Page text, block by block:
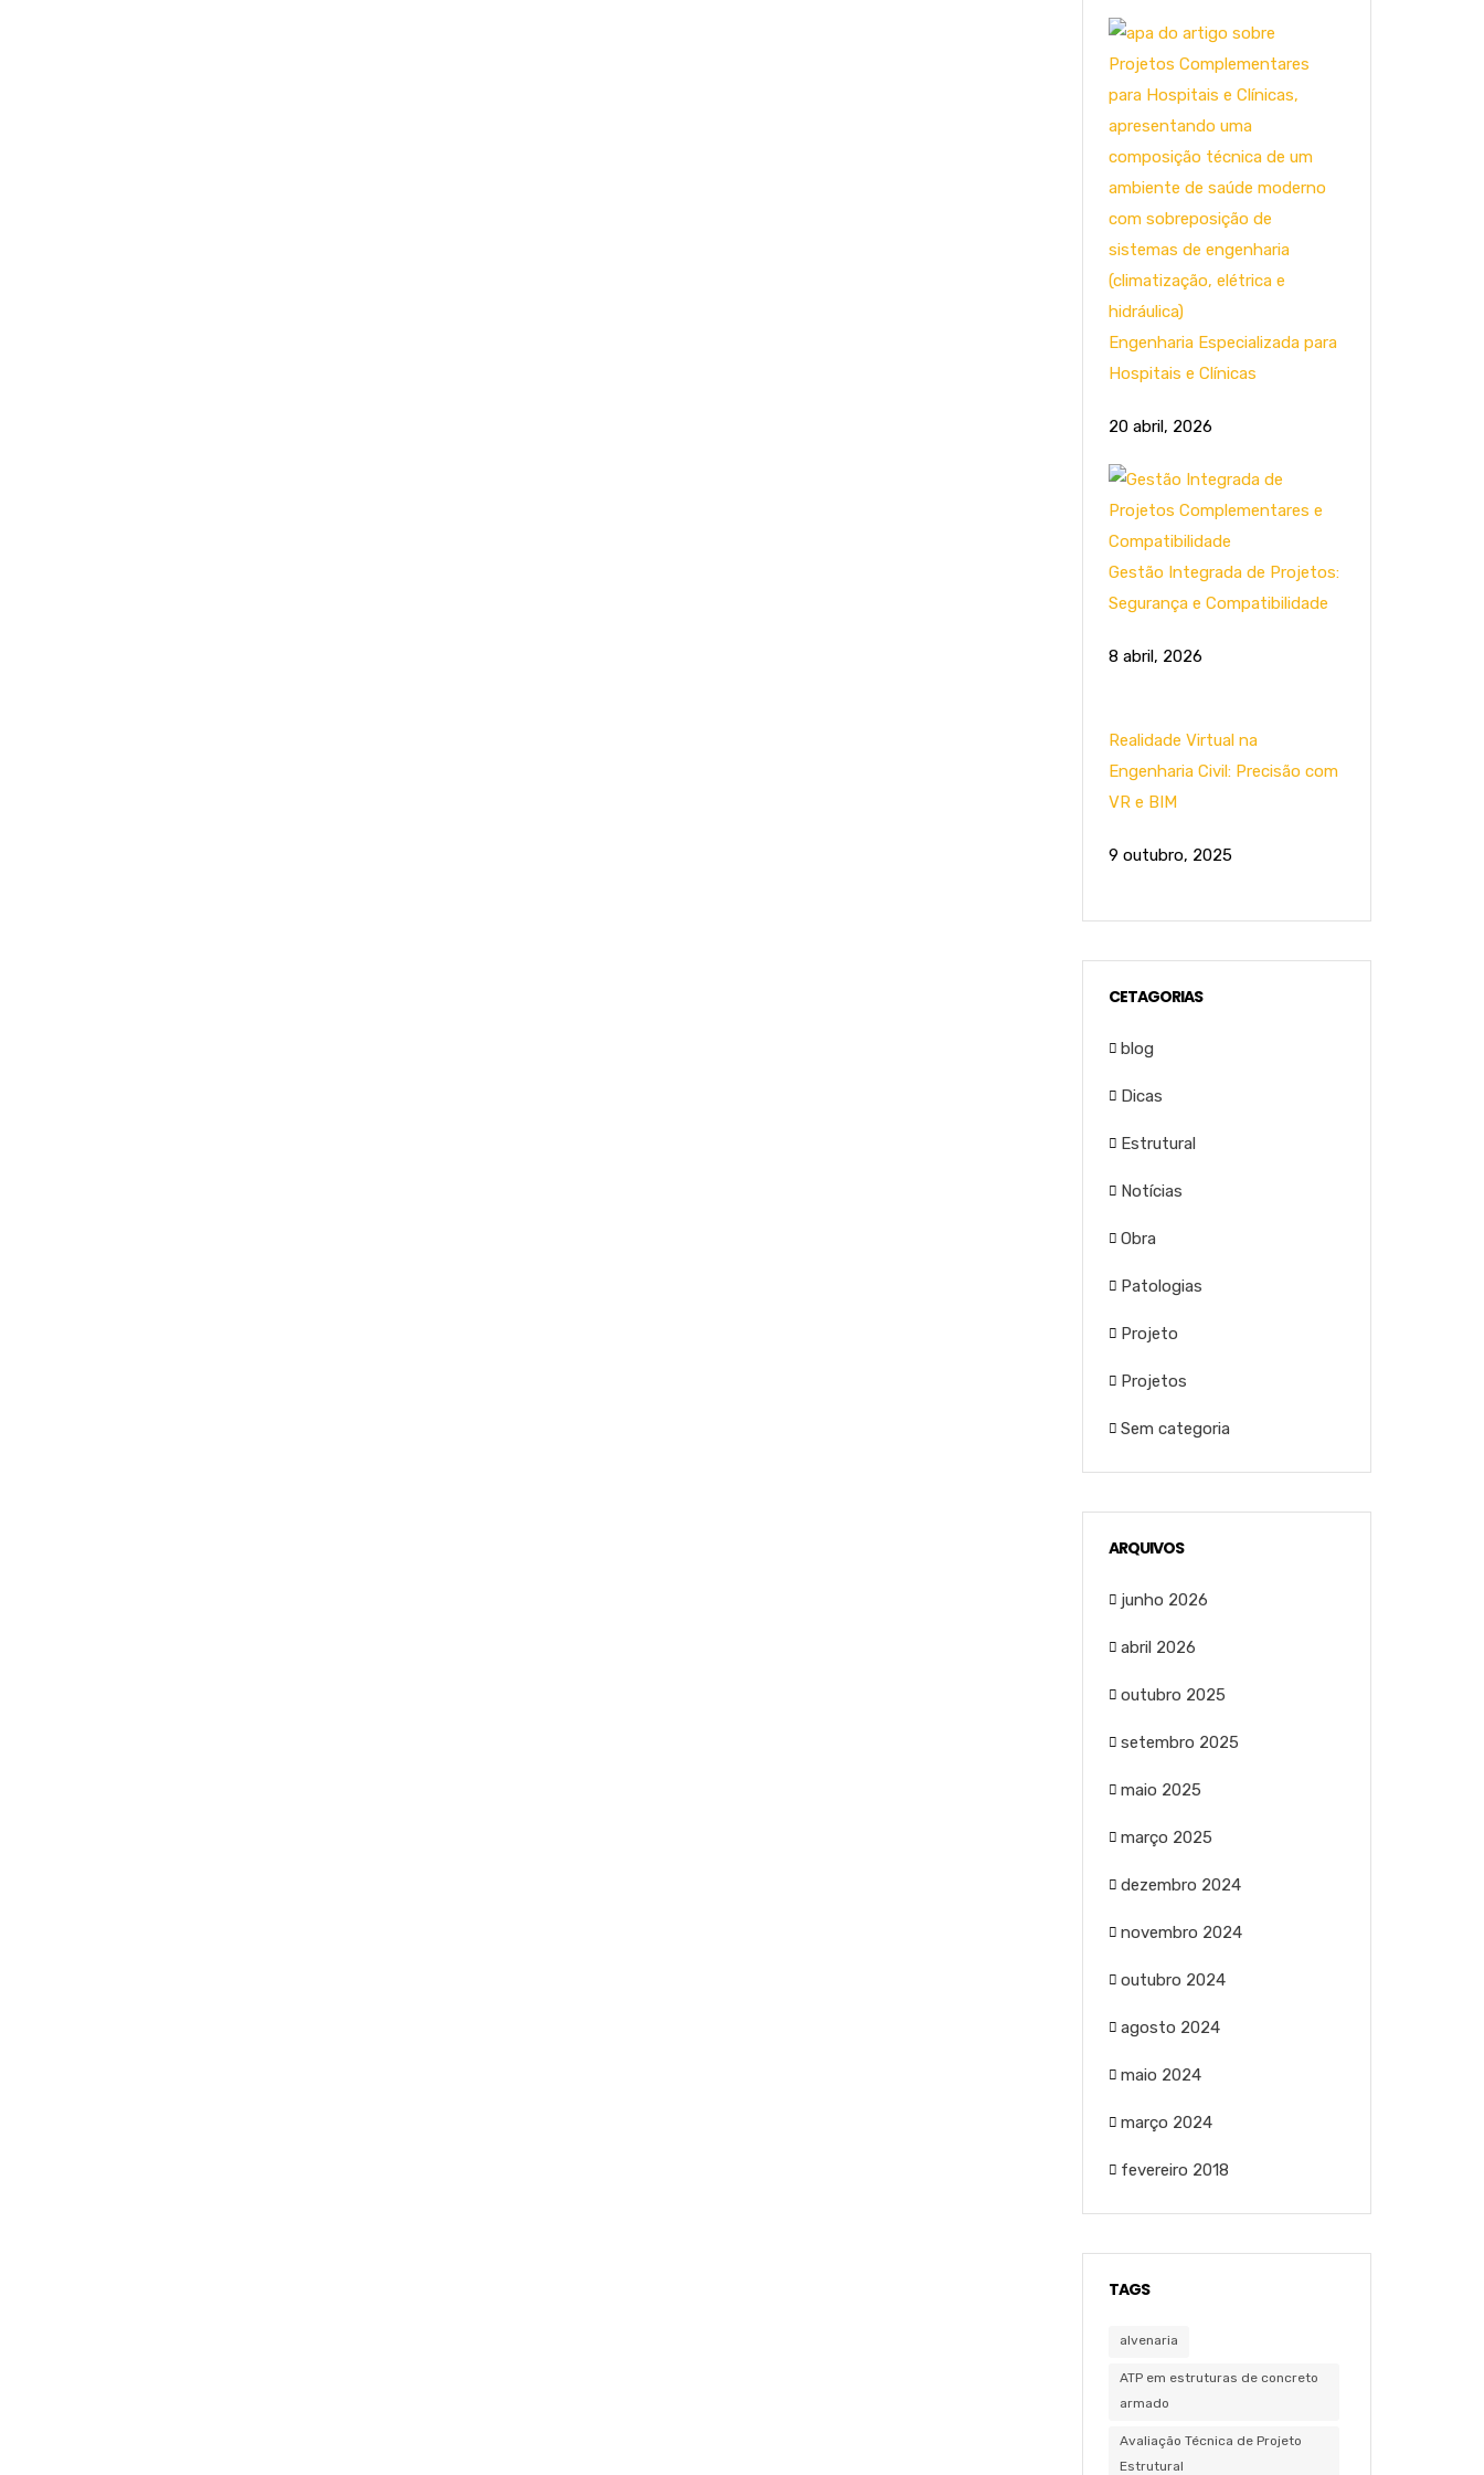
Engenharia Especializada para
Hospitais e Clínicas
20 abril, 2026
Gestão Integrada de Projetos:
Segurança e Compatibilidade
8 abril, 2026
Realidade Virtual na
Engenharia Civil: Precisão com
VR e BIM
9 outubro, 2025
CETAGORIAS
blog
Dicas
Estrutural
Notícias
Obra
Patologias
Projeto
Projetos
Sem categoria
ARQUIVOS
junho 2026
abril 2026
outubro 2025
setembro 2025
maio 2025
março 2025
dezembro 2024
novembro 2024
outubro 2024
agosto 2024
maio 2024
março 2024
fevereiro 2018
TAGS
alvenaria
ATP em estruturas de concreto
armado
Avaliação Técnica de Projeto
Estrutural